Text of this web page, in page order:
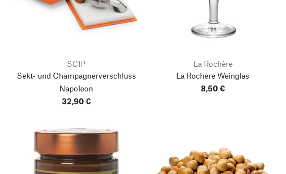
SCIP
Sekt- und Champagnerverschluss
Napoleon
32,90 €
La Rochère
La Rochère Weinglas
8,50 €